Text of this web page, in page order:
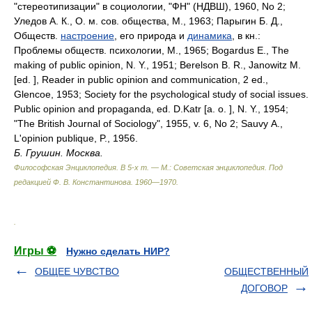
"стереотипизации" в социологии, "ФН" (НДВШ), 1960, No 2;
Уледов А. К., О. м. сов. общества, М., 1963; Парыгин Б. Д.,
Обществ. настроение , его природа и динамика , в кн.:
Проблемы обществ. психологии, М., 1965; Bogardus E., The
making of public opinion, N. Y., 1951; Вerelson B. R., Janowitz M.
[ed. ], Reader in public opinion and communication, 2 ed.,
Glencoe, 1953; Society for the psychological study of social issues.
Public opinion and propaganda, ed. D.Katr [a. o. ], N. Y., 1954;
"The British Journal of Sociology", 1955, v. 6, No 2; Sauvy Α.,
L'opinion publique, P., 1956.
Б. Грушин. Москва.
Философская Энциклопедия. В 5-х т. — М.: Советская энциклопедия Под
редакцией Ф. В. Константинова 1960—1970
Игры ⚽
Нужно сделать НИР?
ОБЩЕЕ ЧУВСТВО
ОБЩЕСТВЕННЫЙ
ДОГОВОР